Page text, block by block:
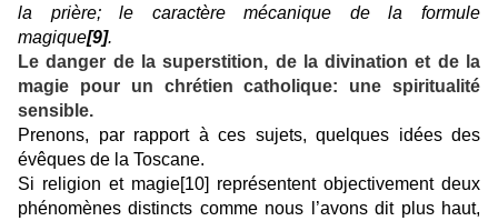
la prière; le caractère mécanique de la formule
magique[9].
Le danger de la superstition, de la divination et de la
magie pour un chrétien catholique: une spiritualité
sensible.
Prenons, par rapport à ces sujets, quelques idées des
évêques de la Toscane.
Si religion et magie[10] représentent objectivement deux
phénomènes distincts comme nous l’avons dit plus haut,